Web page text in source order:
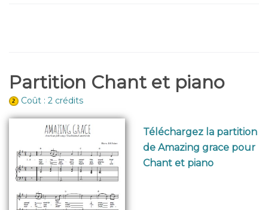
Partition Chant et piano
Coût : 2 crédits
Téléchargez la partition
de Amazing grace pour
Chant et piano